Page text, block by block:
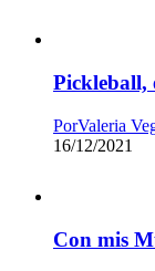
Pickleball,
PorValeria
16/12/2021
Con mis